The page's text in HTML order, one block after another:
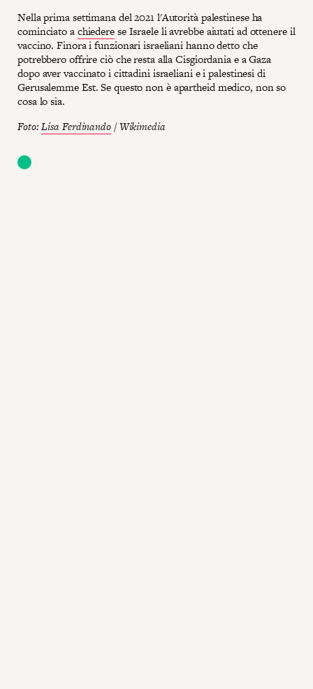
Nella prima settimana del 2021 l'Autorità palestinese ha
cominciato achiederese Israele li avrebbe aiutati ad ottenere il
vaccino. Finora i funzionari israeliani hanno detto che
potrebbero offrire ciò che resta alla Cisgiordania e a Gaza
dopo aver vaccinato i cittadini israeliani e i palestinesi di
Gerusalemme Est. Se questo non è apartheid medico, non so
cosa lo sia.
Foto:Lisa Ferdinando/ Wikimedia